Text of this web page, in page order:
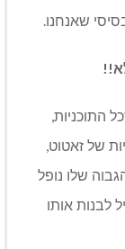
שאנחנו.
!!
התוכניות,
של זאטוט,
שלו נופל
אותו